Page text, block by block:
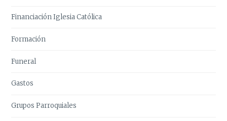
Financiación Iglesia Católica
Formación
Funeral
Gastos
Grupos Parroquiales